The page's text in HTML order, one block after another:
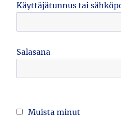
Käyttäjätunnus tai
Salasana
Muista minut